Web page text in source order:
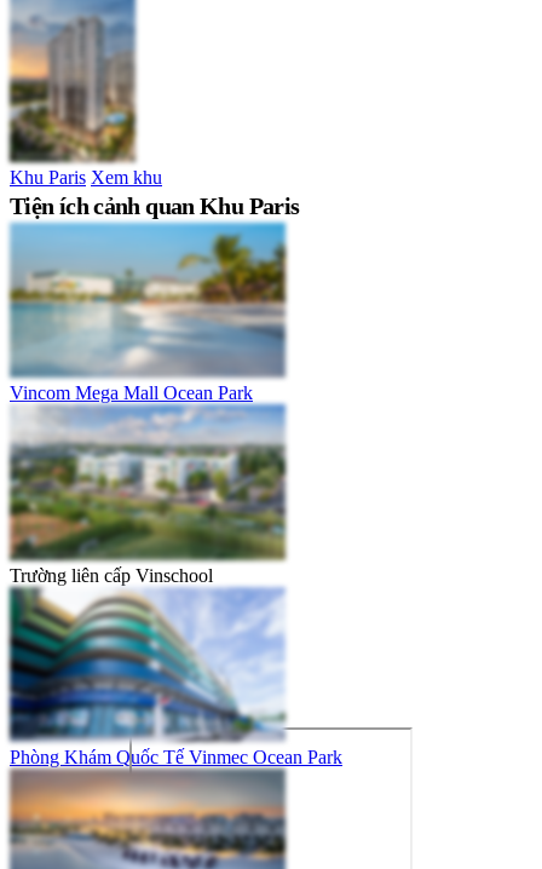
Khu Paris Xem khu
Tiện ích cảnh quan Khu Paris
Vincom Mega Mall Ocean Park
Trường liên cấp Vinschool
Phòng Khám Quốc Tế Vinmec Ocean Park